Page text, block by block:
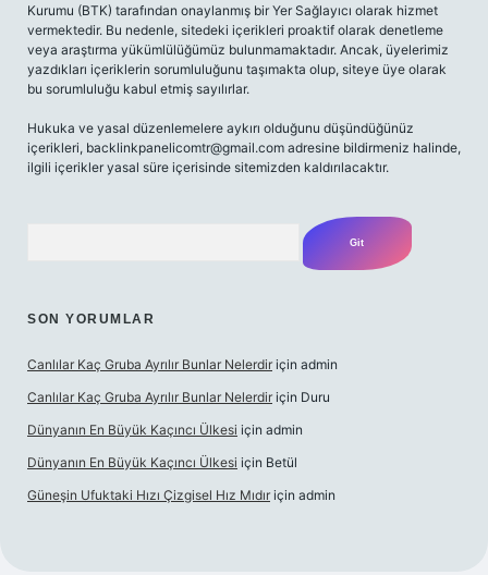
Kurumu (BTK) tarafından onaylanmış bir Yer Sağlayıcı olarak hizmet
vermektedir. Bu nedenle, sitedeki içerikleri proaktif olarak denetleme
veya araştırma yükümlülüğümüz bulunmamaktadır. Ancak, üyelerimiz
yazdıkları içeriklerin sorumluluğunu taşımakta olup, siteye üye olarak
bu sorumluluğu kabul etmiş sayılırlar.
Hukuka ve yasal düzenlemelere aykırı olduğunu düşündüğünüz
içerikleri, backlinkpanelicomtr@gmail.com adresine bildirmeniz halinde,
ilgili içerikler yasal süre içerisinde sitemizden kaldırılacaktır.
SON YORUMLAR
Canlılar Kaç Gruba Ayrılır Bunlar Nelerdir için admin
Canlılar Kaç Gruba Ayrılır Bunlar Nelerdir için Duru
Dünyanın En Büyük Kaçıncı Ülkesi için admin
Dünyanın En Büyük Kaçıncı Ülkesi için Betül
Güneşin Ufuktaki Hızı Çizgisel Hız Mıdır için admin